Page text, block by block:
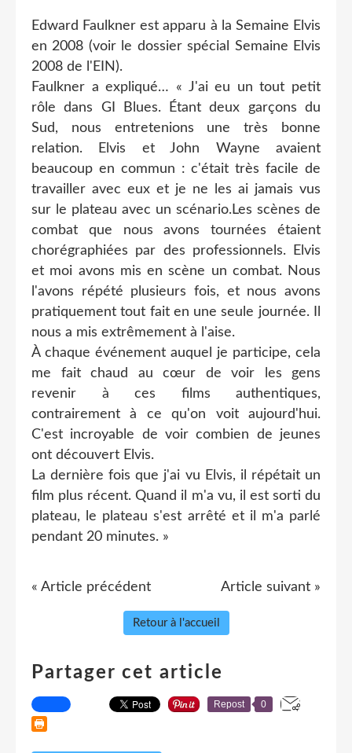
Edward Faulkner est apparu à la Semaine Elvis
en 2008 (voir le dossier spécial Semaine Elvis
2008 de l'EIN).
Faulkner a expliqué… « J'ai eu un tout petit
rôle dans GI Blues. Étant deux garçons du
Sud, nous entretenions une très bonne
relation. Elvis et John Wayne avaient
beaucoup en commun : c'était très facile de
travailler avec eux et je ne les ai jamais vus
sur le plateau avec un scénario.Les scènes de
combat que nous avons tournées étaient
chorégraphiées par des professionnels. Elvis
et moi avons mis en scène un combat. Nous
l'avons répété plusieurs fois, et nous avons
pratiquement tout fait en une seule journée. Il
nous a mis extrêmement à l'aise.
À chaque événement auquel je participe, cela
me fait chaud au cœur de voir les gens
revenir à ces films authentiques,
contrairement à ce qu'on voit aujourd'hui.
C'est incroyable de voir combien de jeunes
ont découvert Elvis.
La dernière fois que j'ai vu Elvis, il répétait un
film plus récent. Quand il m'a vu, il est sorti du
plateau, le plateau s'est arrêté et il m'a parlé
pendant 20 minutes. »
« Article précédent Article suivant »
Retour à l'accueil
Partager cet article
Repost 0